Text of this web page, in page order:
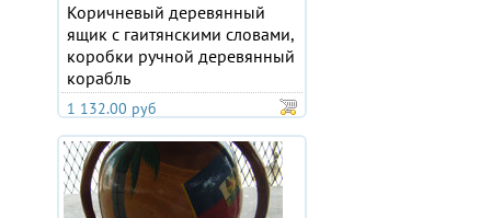
Коричневый деревянный
ящик с гаитянскими словами,
коробки ручной деревянный
корабль
1 132.00 руб